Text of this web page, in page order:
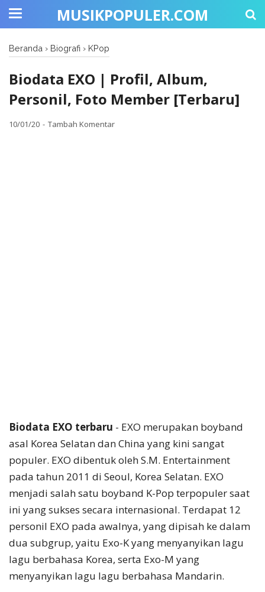
MUSIKPOPULER.COM
Beranda › Biografi › KPop
Biodata EXO | Profil, Album,
Personil, Foto Member [Terbaru]
10/01/20 Tambah Komentar
Biodata EXO terbaru - EXO merupakan boyband
asal Korea Selatan dan China yang kini sangat
populer. EXO dibentuk oleh S.M. Entertainment
pada tahun 2011 di Seoul, Korea Selatan. EXO
menjadi salah satu boyband K-Pop terpopuler saat
ini yang sukses secara internasional. Terdapat 12
personil EXO pada awalnya, yang dipisah ke dalam
dua subgrup, yaitu Exo-K yang menyanyikan lagu
lagu berbahasa Korea, serta Exo-M yang
menyanyikan lagu lagu berbahasa Mandarin.